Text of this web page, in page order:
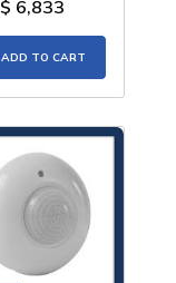
$ 6,833
ADD TO CART